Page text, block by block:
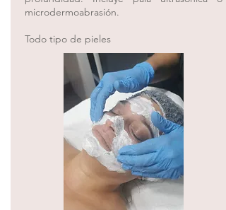
microdermoabrasión.
Todo tipo de pieles